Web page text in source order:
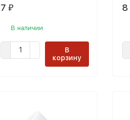
7 ₽
В наличии
В
корзину
8